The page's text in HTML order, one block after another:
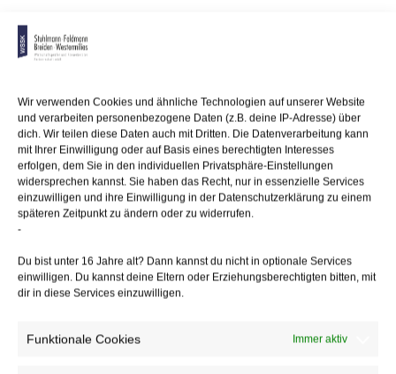
Wir verwenden Cookies und ähnliche Technologien auf unserer Website
und verarbeiten personenbezogene Daten (z.B. deine IP-Adresse) über
dich. Wir teilen diese Daten auch mit Dritten. Die Datenverarbeitung kann
mit Ihrer Einwilligung oder auf Basis eines berechtigten Interesses
erfolgen, dem Sie in den individuellen Privatsphäre-Einstellungen
widersprechen kannst. Sie haben das Recht, nur in essenzielle Services
einzuwilligen und ihre Einwilligung in der Datenschutzerklärung zu einem
späteren Zeitpunkt zu ändern oder zu widerrufen.
-
Du bist unter 16 Jahre alt? Dann kannst du nicht in optionale Services
einwilligen. Du kannst deine Eltern oder Erziehungsberechtigten bitten, mit
dir in diese Services einzuwilligen.
Funktionale Cookies Immer aktiv
Die Höhe des Zuschlags der Grundrente bemisst sich an den
erworbenen Entgeltpunkten.
Der Durchschnitt aller erworbenen Entgeltpunkte muss zwischen 30 %
des Durchschnittsverdienstes liegen.
Anmerkung:Eine Beantragung der Grundrente ist nicht erforderlich.
wird durch eine automatisierte Einkommensprüfung gewährt.
Überden Autor